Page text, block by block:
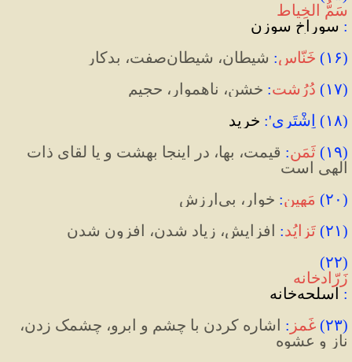
سَمُّ الخِیاط
: سوراخ سوزن
(۱۶) خَنّاس: شیطان، شیطان‌صفت، بدکار
(۱۷) دُرُشت: خشن، ناهموار، حجیم
(۱۸) اِشْتَری':
خرید
(۱۹) ثَمَن:
الهی است
(۲۰) مَهین: خوار، بی‌ارزش
(۲۱) تَزایُد: افزایش، زیاد شدن، افزون شدن
(۲۲)
زَرّادخانه
: اسلحهخانه
(۲۳) غَمز :
ناز و عشوه